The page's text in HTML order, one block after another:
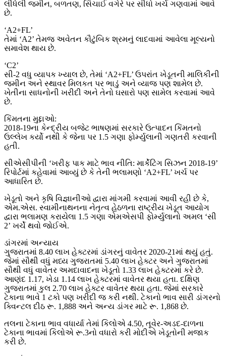
લીધેલી જમીન, બળતણ, સિંચાઈ વગેરે પર સીધો ખર્ચ ગણવામાં આવે
છે.
‘A2+FL’
તેમાં ‘A2’ તેમજ અવેતન કૌટુંબિક શ્રમનું લાદવામાં આવેલા મૂલ્યનો
સમાવેશ થાય છે.
‘C2’
સી-2 વધુ વ્યાપક ખ્યાલ છે, તેમાં ‘A2+FL’ ઉપરાંત ખેડૂતની માલિકીની
જમીન અને સ્થાવર મિલકત પર ભાડું અને વ્યાજ પણ શામેલ છે.
ખેતીના સાધનોની ખરીદી અને તેનો ઘસારો પણ સામેલ કરવામાં આવે
છે.
કિંમતના મુદ્દાઓ:
2018-19ના કેન્દ્રીય બજેટ ભાષણમાં સરકારે ઉત્પાદન કિંમતનો
ઉલ્લેખ કર્યો નથી કે જેના પર 1.5 ગણા ફોર્મ્યુલાની ગણતરી કરવાની
હતી.
સીએસીપીની ‘ખરીફ પાક માટે ભાવ નીતિ: માર્કેટિંગ સિઝન 2018-19’
રિપોર્ટમાં કહેવામાં આવ્યું છે કે તેની ભલામણો ‘A2+FL’ ખર્ચ પર
આધારિત છે.
ખેડૂતો અને કૃષિ વિજ્ઞાનીઓ દ્વારા માંગમી કરવામાં આવી રહી છે કે,
એમ.એસ. સ્વામીનાથનના નેતૃત્વ હેઠળના રાષ્ટ્રીય ખેડૂત આયોગ
દ્વારા ભલામણ કરાયેલા 1.5 ગણા એમએસપી ફોર્મ્યુલાનો અમલ ‘સી
2’ ખર્ચે થવો જોઈએ.
ડાંગરમાં અન્યાય
ગુજરાતમાં 8.40 લાખ હેક્ટરમાં ડાંગરનું વાવેતર 2020-21માં થયું હતું.
જેમાં સૌથી વધું મધ્ય ગુજરાતમાં 5.40 લાખ હેક્ટર અને ગુજરાતમાં
સૌથી વધું વાવેતર અમદાવાદના ખેડૂતો 1.33 લાખ હેક્ટરમાં કરે છે.
આણંદ 1.17, ખેડા 1.14 લાખ હેક્ટરમાં વાવેતર થયા હતા. દક્ષિણ
ગુજરાતમાં કુલ 2.70 લાખ હેક્ટર વાવેતર થયા હતા. જેમાં સરકારે
ટેકાના ભાવે 1 ટકો પણ ખરીદી જ કરી નથી. ટેકાનો ભાવ સારી ડાંગરનો
ક્વિન્ટલ દીઠ રૂ. 1,888 અને અન્ય ડાંગર માટે રૂ. 1,868 છે.
તલના ટેકાના ભાવ વધાર્યા તેમાં કિલોએ 4.50, તૂવેર-અડદ-દાળના
ટેકાના ભાવમાં કિલોએ રૂ.3નો વધારો કરી મોદીએ ખેડૂતોની મજાક
કરી છે.